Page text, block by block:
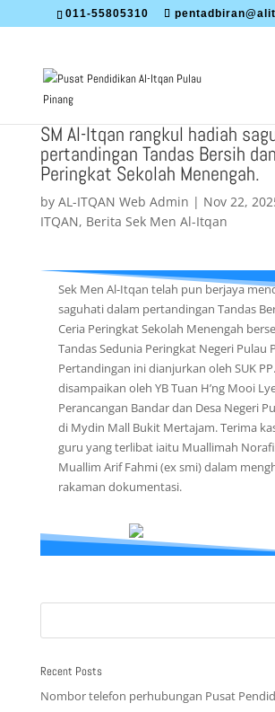
011-55805310
SM Al-Itqan rangkul hadiah
pertandingan Tandas Bersih
Peringkat Sekolah Menengah.
by AL-ITQAN Web Admin | Nov 22,
ITQAN, Berita Sek Men Al-Itqan
Sek Men Al-Itqan telah pun berjaya
saguhati dalam pertandingan Tandas
Ceria Peringkat Sekolah Menengah
Tandas Sedunia Peringkat Negeri Pulau
Pertandingan ini dianjurkan oleh SUK
disampaikan oleh YB Tuan H’ng Mooi
Perancangan Bandar dan Desa Negeri
di Mydin Mall Bukit Mertajam. Terima
guru yang terlibat iaitu Muallimah
Muallim Arif Fahmi (ex smi) dalam
rakaman dokumentasi.
Recent Posts
Nombor telefon perhubungan Pusat